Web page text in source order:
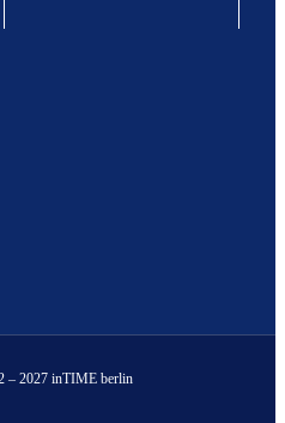
– 2027 inTIME berlin